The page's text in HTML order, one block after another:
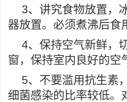
3、讲究食物放置，
器放置。必须煮沸后食
4、保持空气新鲜，
窗，保持室内良好的空
5、不要滥用抗生素
细菌感染的比率较低。